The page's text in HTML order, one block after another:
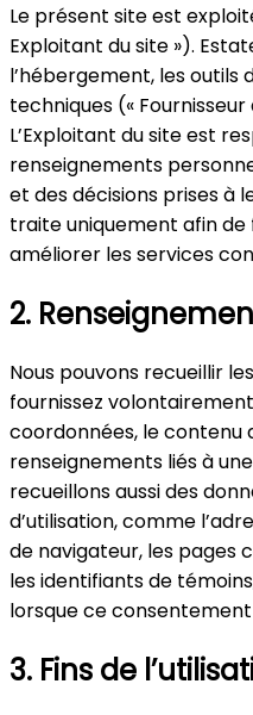
Le présent site est
Exploitant du site »).
l’hébergement, les outils
techniques («
L’Exploitant du site est
renseignements
et des décisions prises à
traite uniquement afin de
améliorer les services
2.
Nous pouvons recueillir
fournissez
coordonnées, le contenu
renseignements liés à
recueillons aussi des
d’utilisation, comme
de navigateur, les pages
les identifiants de
lorsque ce consentement
3. Fins de